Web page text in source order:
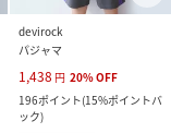
devirock
パジャマ
1,438 円 20%OFF
196ポイント(15%ポイントバ
ック)